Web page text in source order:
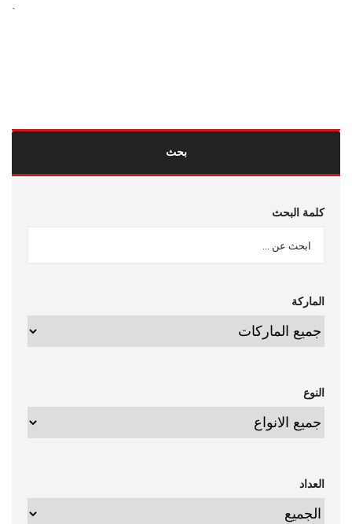
`
بحث
كلمة البحث
الماركة
النوع
العداد